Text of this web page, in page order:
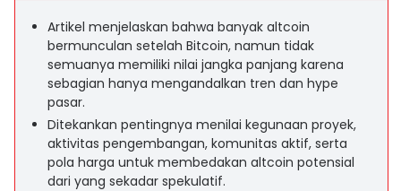
Artikel menjelaskan bahwa banyak altcoin
bermunculan setelah Bitcoin, namun tidak
semuanya memiliki nilai jangka panjang karena
sebagian hanya mengandalkan tren dan hype
pasar.
Ditekankan pentingnya menilai kegunaan proyek,
aktivitas pengembangan, komunitas aktif, serta
pola harga untuk membedakan altcoin potensial
dari yang sekadar spekulatif.